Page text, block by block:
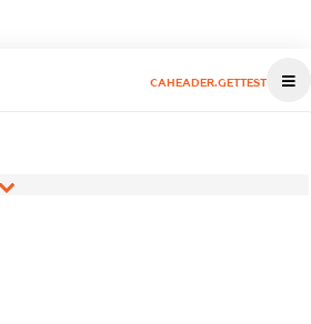
CAHEADER.GETTEST